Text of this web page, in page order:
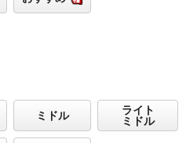
ミドル
ライト
ミドル